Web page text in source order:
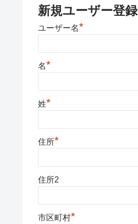
新規ユーザー登録
ユーザー名*
名*
姓*
住所*
住所2
市区町村*